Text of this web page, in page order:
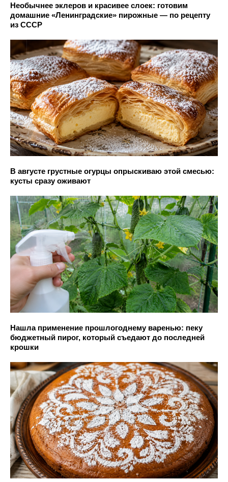
Необычнее эклеров и красивее слоек: готовим
домашние «Ленинградские» пирожные — по рецепту
из СССР
В августе грустные огурцы опрыскиваю этой смесью:
кусты сразу оживают
Нашла применение прошлогоднему варенью: пеку
бюджетный пирог, который съедают до последней
крошки